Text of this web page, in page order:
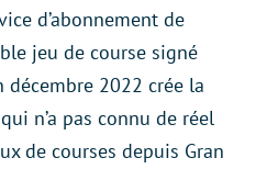
d’abonnement de
jeu de course signé
décembre 2022 crée la
n’a pas connu de réel
de courses depuis Gran